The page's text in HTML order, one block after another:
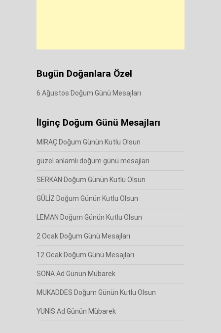
Bugün Doğanlara Özel
6 Ağustos Doğum Günü Mesajları
İlginç Doğum Günü Mesajları
MİRAÇ Doğum Günün Kutlu Olsun
güzel anlamlı doğum günü mesajları
SERKAN Doğum Günün Kutlu Olsun
GÜLİZ Doğum Günün Kutlu Olsun
LEMAN Doğum Günün Kutlu Olsun
2 Ocak Doğum Günü Mesajları
12 Ocak Doğum Günü Mesajları
SONA Ad Günün Mübarek
MUKADDES Doğum Günün Kutlu Olsun
YUNİS Ad Günün Mübarek